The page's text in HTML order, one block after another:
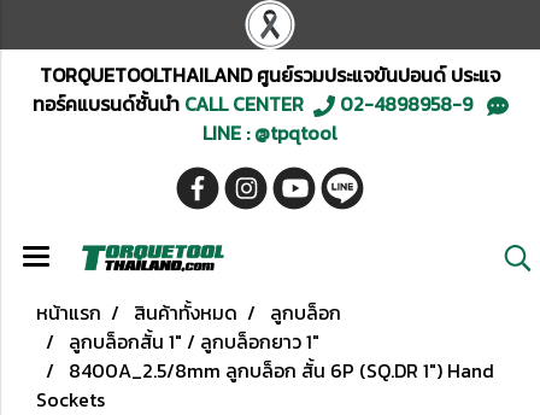
TORQUETOOLTHAILAND ศูนย์รวมประแจขันปอนด์ ประแจ
ทอร์คแบรนด์ชั้นนำCALL CENTER
02-4898958-9
LINE : @tpqtool
หน้าแรก สินค้าทั้งหมด
ลูกบล็อก
ลูกบล็อกสั้น 1" / ลูกบล็อกยาว 1"
8400A_2.5/8mm ลูกบล็อก สั้น 6P (SQ.DR 1") Hand
Sockets